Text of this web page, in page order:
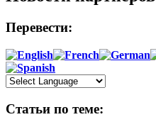
Перевести:
Статьи по теме: